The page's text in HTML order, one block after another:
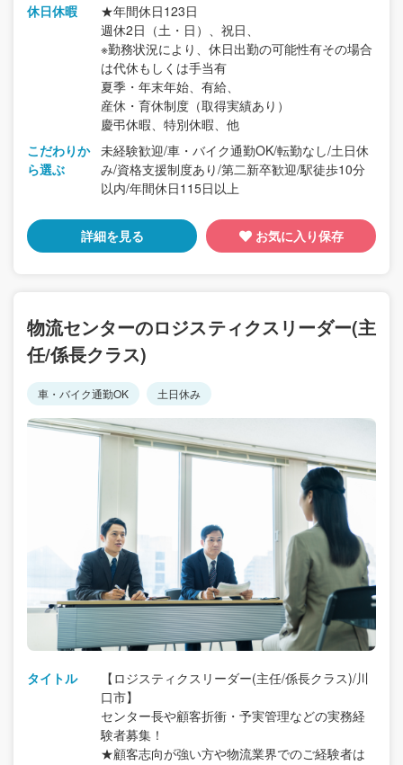
休日休暇
★年間休日123日
週休2日（土・日）、祝日、
※勤務状況により、休日出勤の可能性有その場合
は代休もしくは手当有
夏季・年末年始、有給、
産休・育休制度（取得実績あり）
慶弔休暇、特別休暇、他
こだわりか
ら選ぶ
未経験歓迎/車・バイク通勤OK/転勤なし/土日休
み/資格支援制度あり/第二新卒歓迎/駅徒歩10分
以内/年間休日115日以上
詳細を見る お気に入り保存
物流センターのロジスティクスリーダー(主
任/係長クラス)
車・バイク通勤OK 土日休み
タイトル
【ロジスティクスリーダー(主任/係長クラス)/川
口市】
センター長や顧客折衝・予実管理などの実務経
験者募集！
★顧客志向が強い方や物流業界でのご経験者は